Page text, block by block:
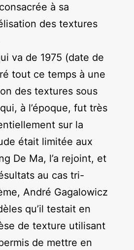
à sa
des textures
va de 1975 (date de
tout ce temps à une
des textures sous
à l’époque, fut très
sur la
était limitée aux
De Ma, l’a rejoint, et
au cas tri-
André Gagalowicz
qu’il testait en
de texture utilisant
de mettre en